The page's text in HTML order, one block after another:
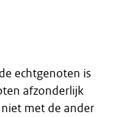
echtgenoten is
afzonderlijk
met de ander